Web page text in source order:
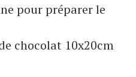
pour préparer le
chocolat 10x20cm